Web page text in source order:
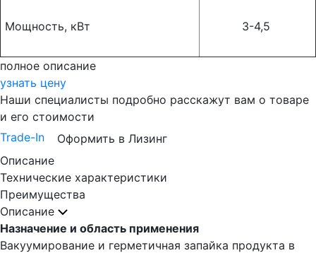
Мощность, кВт 3-4,5
полное описание
узнать цену
Наши специалисты подробно расскажут вам о товаре
и его стоимости
Trade-In
Оформить в Лизинг
Описание
Технические характеристики
Преимущества
Описание
Назначение и область применения
Вакуумирование и герметичная запайка продукта в